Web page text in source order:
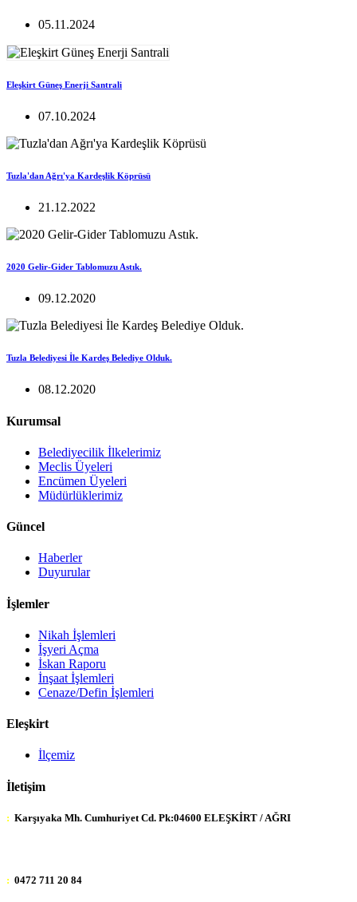
05.11.2024
Eleşkirt Güneş Enerji Santrali
07.10.2024
Tuzla'dan Ağrı'ya Kardeşlik Köprüsü
21.12.2022
2020 Gelir-Gider Tablomuzu Astık.
09.12.2020
Tuzla Belediyesi İle Kardeş Belediye Olduk.
08.12.2020
Kurumsal
Belediyecilik İlkelerimiz
Meclis Üyeleri
Encümen Üyeleri
Müdürlüklerimiz
Güncel
Haberler
Duyurular
İşlemler
Nikah İşlemleri
İşyeri Açma
İskan Raporu
İnşaat İşlemleri
Cenaze/Defin İşlemleri
Eleşkirt
İlçemiz
İletişim
: Karşıyaka Mh. Cumhuriyet Cd. Pk:04600 ELEŞKİRT / AĞRI
: 0472 711 20 84